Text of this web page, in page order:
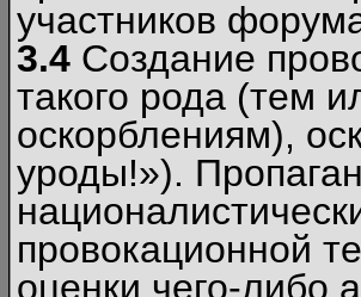
участников
3.4 Создание
такого рода (тем
оскорблениям),
уроды!»).
провокационной
оценки чего-либо